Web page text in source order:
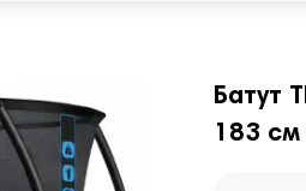
Батут
183